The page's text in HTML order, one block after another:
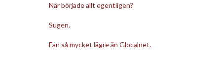
När började allt egentligen?
Sugen.
Fan så mycket lägre än Glocalnet.